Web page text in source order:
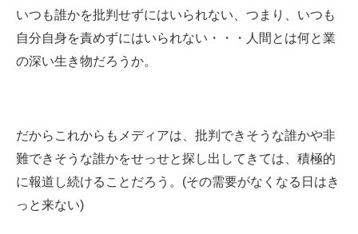
いつも誰かを批判せずにはいられない、つまり、いつも
自分自身を責めずにはいられない・・・人間とは何と業
の深い生き物だろうか。
だからこれからもメディアは、批判できそうな誰かや非
難できそうな誰かをせっせと探し出してきては、積極的
に報道し続けることだろう。(その需要がなくなる日はき
っと来ない)